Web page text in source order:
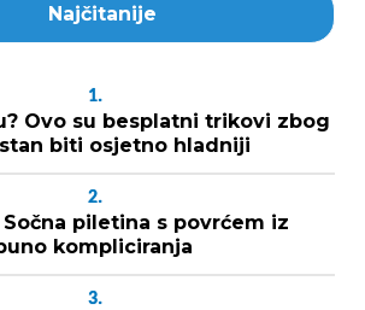
Najčitanije
1.
Ovo su besplatni trikovi zbog
biti osjetno hladniji
2.
piletina s povrćem iz
kompliciranja
3.